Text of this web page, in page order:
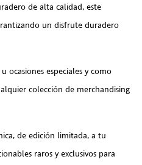
de alta calidad, este
un disfrute duradero
u ocasiones especiales y como
colección de merchandising
de edición limitada, a tu
raros y exclusivos para